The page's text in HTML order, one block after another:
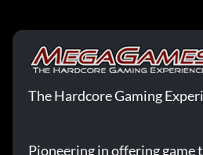
The Hardcore Gaming
Pioneering in offering game